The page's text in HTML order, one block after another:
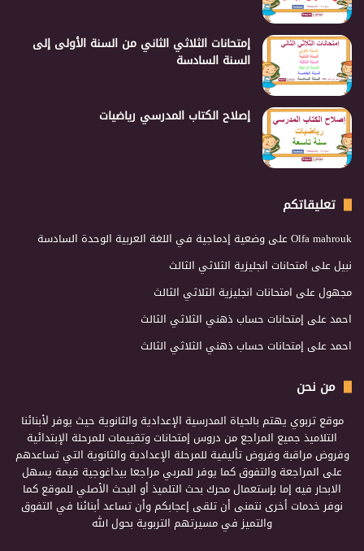
إمتحانات الثلاثي الثاني من السنة الأولى إلى
السنة السادسة
إصلاح الكتاب المدرسي رياضيات
تعليقاتكم
Olfa mahroukعلى وضعية إدماجية في اللغة العربية الوحدة السادسة
نبيلعلى امتحانات انجليزية الثلاثي الثالث
مجهولعلى امتحانات انجليزية الثلاثي الثالث
احمدعلى إمتحانات حساب ذهني الثلاثي الثالث
احمدعلى إمتحانات حساب ذهني الثلاثي الثالث
من نحن
موقع تربوي يهتم بالحياة المدرسية الإعدادية والثانوية حيث يوفر لأبنائنا
التلاميذ جميع المراجع من دروس إمتحانات وتقييمات للمرحلة الإبتدائية
وفروض مراقبة وفروض تأليفية للمرحلة الإعدادية والثانوية التي تساعدهم
على المراجعة والتفوق كما يوفر للمربي مراجعا بيداغوجية قيمة يسهل
الابحار فيه إما بإستعمال محرك بحث التلميذ أو البحث الأصلي للموقع كما
نوفر خدمات أخرى نتمنى أن تلقى إعجابكم وأن تساعد أبنائنا في التفوق
والتميز في مسيرتهم التربوية بحول الله